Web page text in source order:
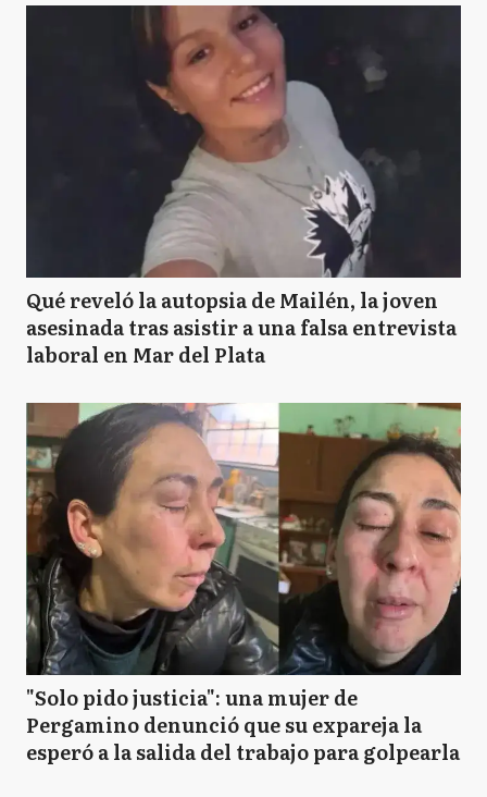
Qué reveló la autopsia de Mailén, la joven
asesinada tras asistir a una falsa entrevista
laboral en Mar del Plata
"Solo pido justicia": una mujer de
Pergamino denunció que su expareja la
esperó a la salida del trabajo para golpearla